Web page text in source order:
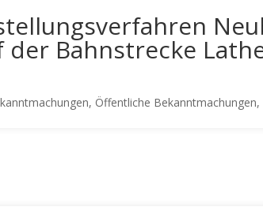
der Bahnstrecke
, Öffentliche Bekanntmachungen,